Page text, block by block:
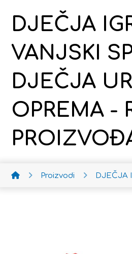
DJEČJA
VANJSKI
DJEČJA
OPREMA -
Proizvodi DJEČJA